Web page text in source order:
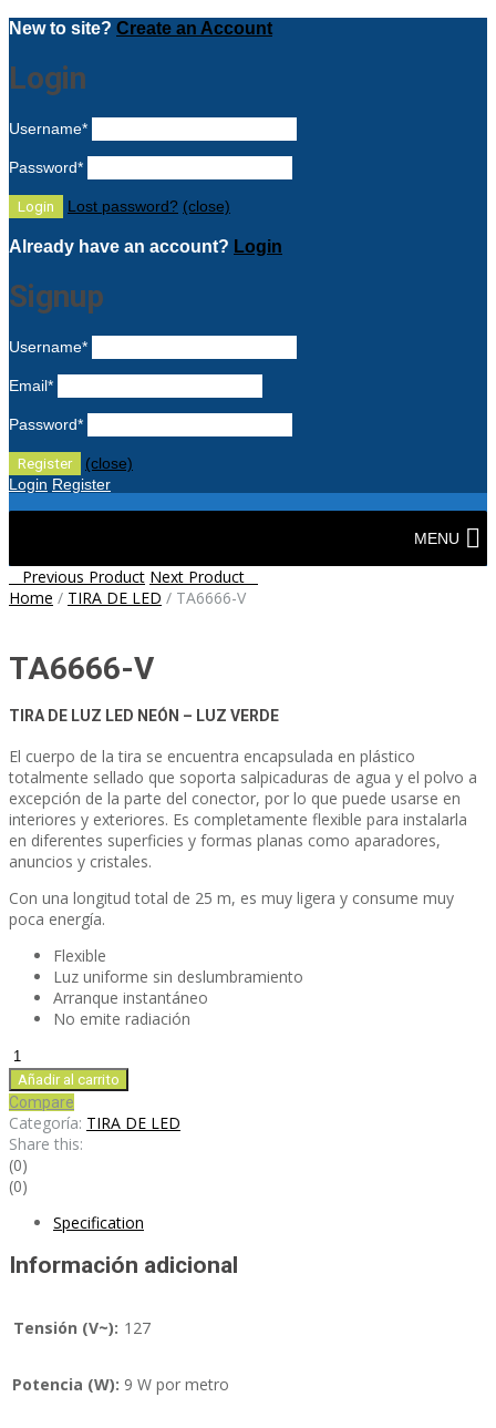
New to site? Create an Account
Login
Username*
Password*
Lost password? (close)
Already have an account? Login
Signup
Username*
Email*
Password*
(close)
Login Register
Skip
MENU
Post
navigation
Previous Product Next Product
Home / TIRA DE LED / TA6666-V
TA6666-V
TIRA DE LUZ LED NEÓN – LUZ VERDE
El cuerpo de la tira se encuentra encapsulada en plástico
totalmente sellado que soporta salpicaduras de agua y el polvo a
excepción de la parte del conector, por lo que puede usarse en
interiores y exteriores. Es completamente flexible para instalarla
en diferentes superficies y formas planas como aparadores,
anuncios y cristales.
Con una longitud total de 25 m, es muy ligera y consume muy
poca energía.
Flexible
Luz uniforme sin deslumbramiento
Arranque instantáneo
No emite radiación
TA6666-
V
cantidad
Añadir al carrito
Compare
Categoría: TIRA DE LED
Share this:
(0)
(0)
Specification
Información adicional
Tensión (V~): 127
Potencia (W): 9 W por metro